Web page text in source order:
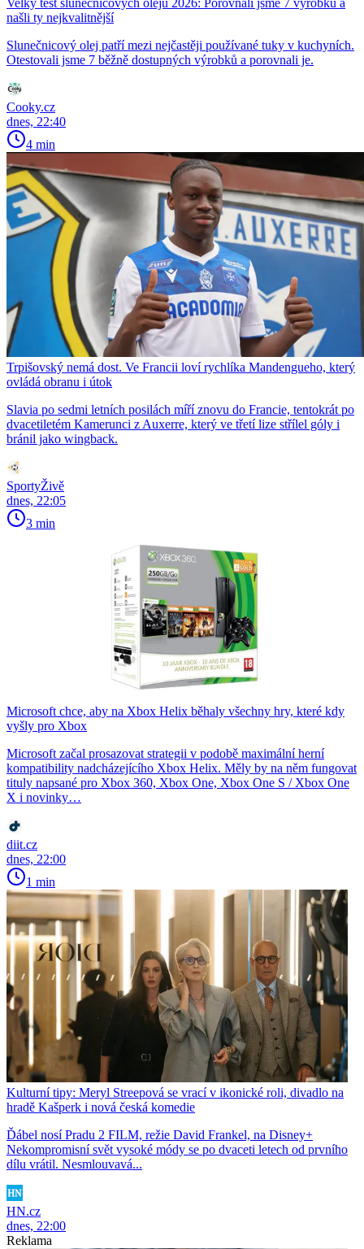
Velký test slunečnicových olejů 2026: Porovnali jsme 7 výrobků a
našli ty nejkvalitnější
Slunečnicový olej patří mezi nejčastěji používané tuky v kuchyních.
Otestovali jsme 7 běžně dostupných výrobků a porovnali je.
Cooky.cz
dnes, 22:40
4 min
Trpišovský nemá dost. Ve Francii loví rychlíka Mandengueho, který
ovládá obranu i útok
Slavia po sedmi letních posilách míří znovu do Francie, tentokrát po
dvacetiletém Kamerunci z Auxerre, který ve třetí lize střílel góly i
bránil jako wingback.
SportyŽivě
dnes, 22:05
3 min
Microsoft chce, aby na Xbox Helix běhaly všechny hry, které kdy
vyšly pro Xbox
Microsoft začal prosazovat strategii v podobě maximální herní
kompatibility nadcházejícího Xbox Helix. Měly by na něm fungovat
tituly napsané pro Xbox 360, Xbox One, Xbox One S / Xbox One
X i novinky…
diit.cz
dnes, 22:00
1 min
Kulturní tipy: Meryl Streepová se vrací v ikonické roli, divadlo na
hradě Kašperk i nová česká komedie
Ďábel nosí Pradu 2 FILM, režie David Frankel, na Disney+
Nekompromisní svět vysoké módy se po dvaceti letech od prvního
dílu vrátil. Nesmlouvavá...
HN.cz
dnes, 22:00
Reklama